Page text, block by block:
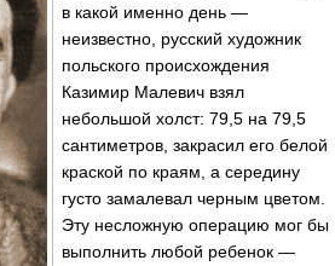
в какой именно день —
неизвестно, русский художник
польского происхождения
Казимир Малевич взял
небольшой холст: 79,5 на 79,5
сантиметров, закрасил его белой
краской по краям, а середину
густо замалевал черным цветом.
Эту несложную операцию мог бы
выполнить любой ребенок —